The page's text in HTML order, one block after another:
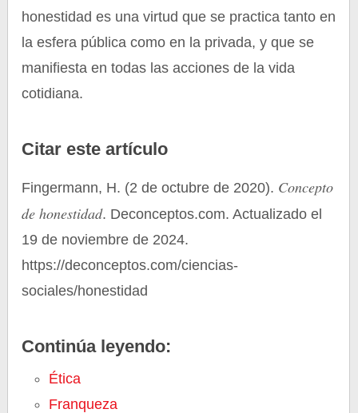
honestidad es una virtud que se practica tanto en
la esfera pública como en la privada, y que se
manifiesta en todas las acciones de la vida
cotidiana.
Citar este artículo
Fingermann, H. (2 de octubre de 2020). Concepto
de honestidad. Deconceptos.com. Actualizado el
19 de noviembre de 2024.
https://deconceptos.com/ciencias-
sociales/honestidad
Continúa leyendo:
Ética
Franqueza